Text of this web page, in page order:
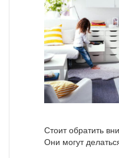
Стоит обратить
Они могут